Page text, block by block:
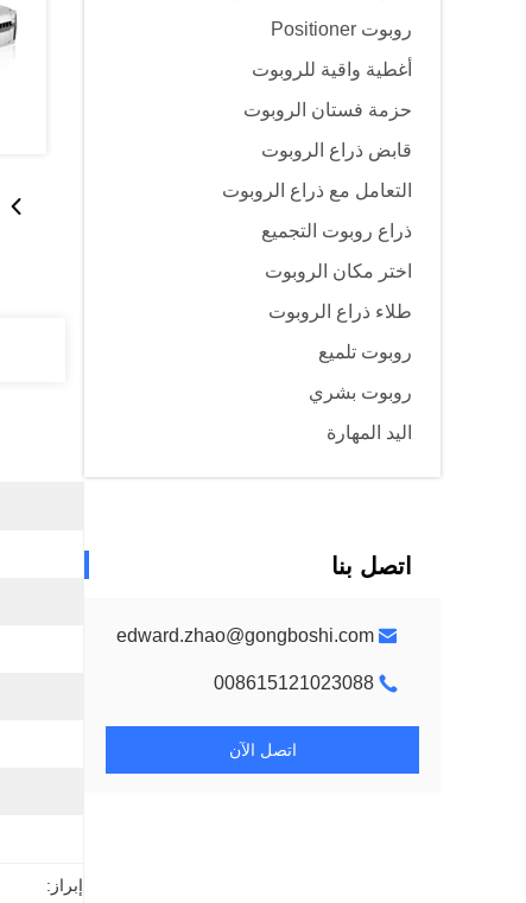
روبوت Positioner
أغطية واقية للروبوت
حزمة فستان الروبوت
قابض ذراع الروبوت
التعامل مع ذراع الروبوت
ذراع روبوت التجميع
اختر مكان الروبوت
طلاء ذراع الروبوت
روبوت تلميع
روبوت بشري
اليد المهارة
اتصل بنا
edward.zhao@gongboshi.com
008615121023088
اتصل الآن
إبراز: